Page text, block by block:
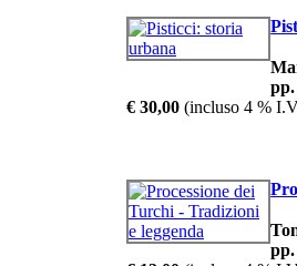
pp.
€ 30,00 (incluso 4 %
pp.